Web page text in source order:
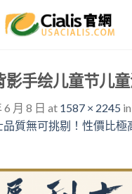
影手绘儿童节儿
月 8 日 at 1587 × 2245 in
質無可挑剔！性價比極